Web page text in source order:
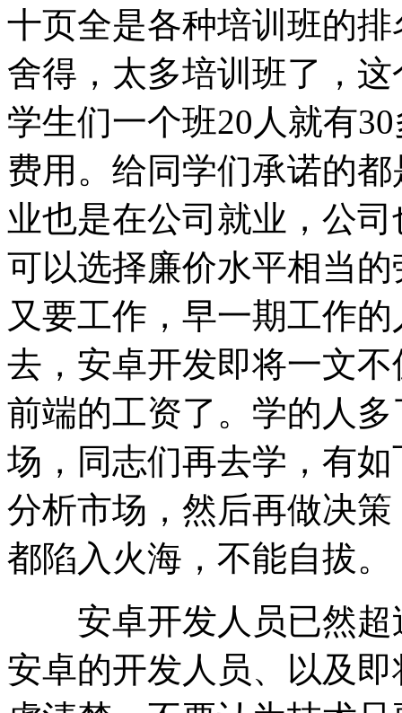
十页全是各种培训班的
舍得，太多培训班了，
学生们一个班20人就有
费用。给同学们承诺的
业也是在公司就业，公
可以选择廉价水平相当
又要工作，早一期工作
去，安卓开发即将一文
前端的工资了。学的人
场，同志们再去学，有
分析市场，然后再做决
都陷入火海，不能自拔。
安卓开发人员已然超
安卓的开发人员、以及